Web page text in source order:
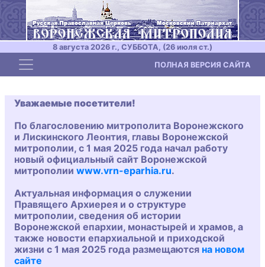
8 августа 2026 г., СУББОТА, (26 июля ст.)
Toggle navigation ПОЛНАЯ ВЕРСИЯ САЙТА
Уважаемые посетители!
По благословению митрополита Воронежского
и Лискинского Леонтия, главы Воронежской
митрополии, с 1 мая 2025 года начал работу
новый официальный сайт Воронежской
митрополии www.vrn-eparhia.ru.
Актуальная информация о служении
Правящего Архиерея и о структуре
митрополии, сведения об истории
Воронежской епархии, монастырей и храмов, а
также новости епархиальной и приходской
жизни с 1 мая 2025 года размещаются на новом
сайте